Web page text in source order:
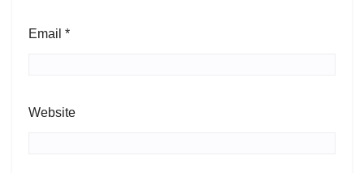
Email *
Website